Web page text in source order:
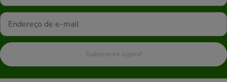
Subscreva agora!